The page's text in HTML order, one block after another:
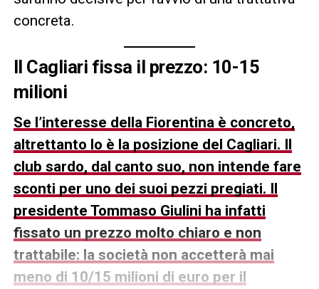
concreta.
Il Cagliari fissa il prezzo: 10-15
milioni
Se l’interesse della Fiorentina è concreto,
altrettanto lo è la posizione del Cagliari. Il
club sardo, dal canto suo, non intende fare
sconti per uno dei suoi pezzi pregiati. Il
presidente Tommaso Giulini ha infatti
fissato un prezzo molto chiaro e non
trattabile: la società non accetterà mai
meno di 10/15 milioni di euro per il